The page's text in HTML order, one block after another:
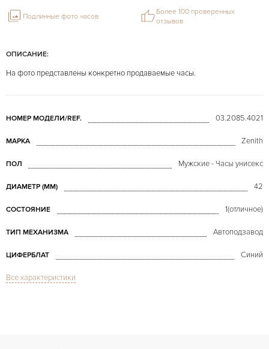
ОПИСАНИЕ:
На фото представлены конкретно продаваемые часы.
НОМЕР МОДЕЛИ/REF. 03.2085.4021
МАРКА Zenith
ПОЛ Мужские - Часы унисекс
ДИАМЕТР (MM) 42
СОСТОЯНИЕ 1(отличное)
ТИП МЕХАНИЗМА Автоподзавод
ЦИФЕРБЛАТ Синий
СТЕКЛО
Все характеристики
Подлинные фото часов
Более 100 проверенных
отзывов